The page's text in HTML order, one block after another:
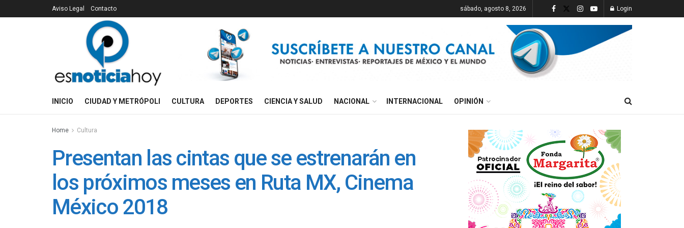
Aviso Legal Contacto sábado, agosto 8, 2026 Login
INICIO CIUDAD Y METRÓPOLI CULTURA DEPORTES CIENCIA Y SALUD NACIONAL INTERNACIONAL OPINIÓN
Home Cultura
Presentan las cintas que se estrenarán en
los próximos meses en Ruta MX, Cinema
México 2018